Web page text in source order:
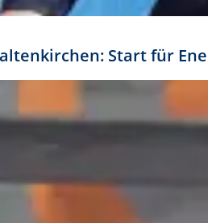
Start für